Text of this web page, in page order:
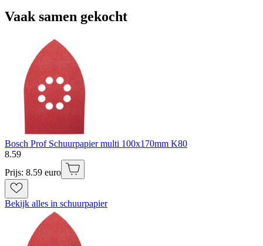
Vaak samen gekocht
Bosch Prof Schuurpapier multi 100x170mm K80
8.59
Prijs: 8.59 euro
Bekijk alles in schuurpapier